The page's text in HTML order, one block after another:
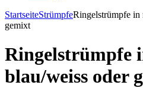
StartseiteStrümpfeRingelstrümpfe in
gemixt
Ringelstrümpfe
blau/weiss oder